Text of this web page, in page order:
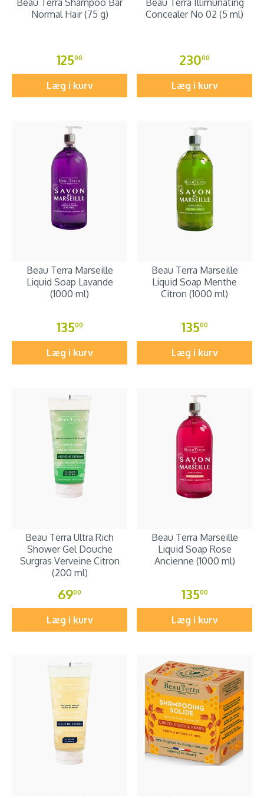
Beau Terra Shampoo Bar
Normal Hair (75 g)
12500
Læg i kurv
Beau Terra Illimunating
Concealer No 02 (5 ml)
23000
Læg i kurv
Beau Terra Marseille
Liquid Soap Lavande
(1000 ml)
13500
Læg i kurv
Beau Terra Marseille
Liquid Soap Menthe
Citron (1000 ml)
13500
Læg i kurv
Beau Terra Ultra Rich
Shower Gel Douche
Surgras Verveine Citron
(200 ml)
6900
Læg i kurv
Beau Terra Marseille
Liquid Soap Rose
Ancienne (1000 ml)
13500
Læg i kurv